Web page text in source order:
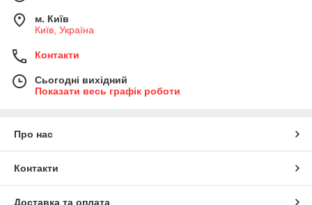
м. Київ
Київ, Україна
Контакти
Сьогодні вихідний
Показати весь графік роботи
Про нас
Контакти
Доставка та оплата